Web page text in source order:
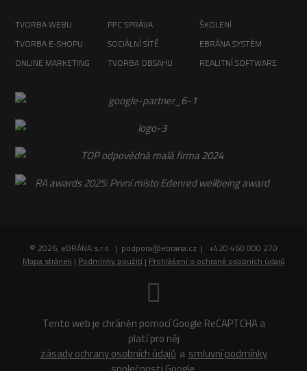
TVORBA WEBU PPC SPRÁVA
ŠKOLENÍ
TVORBA E-SHOPU
SOCIÁLNÍ SÍTĚ
EBRÁNA SYSTÉM
ONLINE MARKETING
TVORBA OBSAHU REALITNÍ SOFTWARE
© 2026, eBRÁNA s.r.o. | podpora@ebrana.cz | +420 460 000 270
Mapa stránek | Podmínky použití | Prohlášení o ochraně osobních údajů
Tento web je chráněn pomocí Google ReCAPTCHA a
platí pro něj
zásady ochrany osobních údajů a smluvní podmínky